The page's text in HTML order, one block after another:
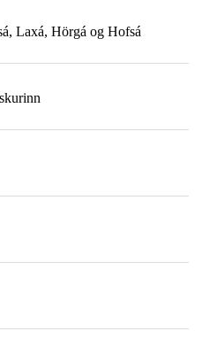
Laxá, Hörgá og Hofsá